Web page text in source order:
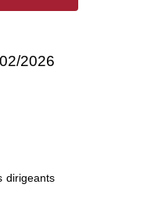
2026
dirigeants